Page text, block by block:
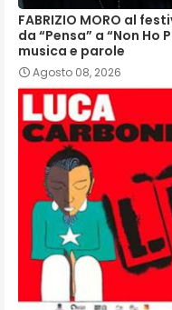
FABRIZIO MORO al
da “Pensa” a “Non Ho
musica e parole
Agosto 08, 2026